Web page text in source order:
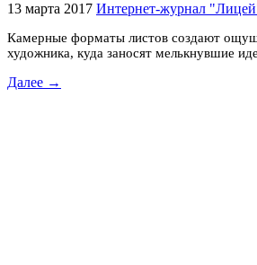
13 марта 2017 Интернет-журнал
Камерные форматы листов создают
художника, куда заносят мелькнувшие
Далее →